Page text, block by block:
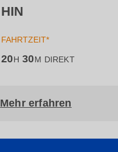
HIN
FAHRTZEIT*
20H 30M DIREKT
Mehr erfahren